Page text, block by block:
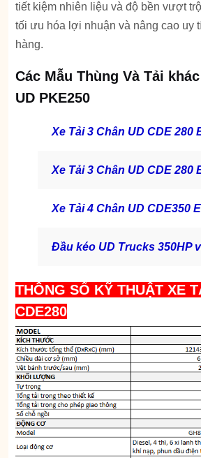
tiết kiệm nhiên liệu và độ bền vượt
tối ưu hóa lợi nhuận và nâng cao uy
hàng.
Các Mẫu Thùng Và Tải
UD PKE250
Xe Tải 3 Chân UD CDE 280
Xe Tải 3 Chân UD CDE 280
Xe Tải 4 Chân UD CDE350
Đầu kéo UD Trucks 350HP
THÔNG SỐ KỸ THUẬT XE
CDE280